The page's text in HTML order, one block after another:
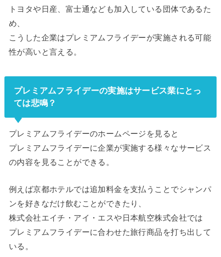
トヨタや日産、富士通なども加入している団体であるた
め、
こうした企業はプレミアムフライデーが実施される可能
性が高いと言える。
プレミアムフライデーの実施はサービス業にとっ
ては悲鳴？
プレミアムフライデーのホームページを見ると
プレミアムフライデーに企業が実施する様々なサービス
の内容を見ることができる。
例えば京都ホテルでは追加料金を支払うことでシャンパ
ンを好きなだけ飲むことができたり、
株式会社エイチ・アイ・エスや日本航空株式会社では
プレミアムフライデーに合わせた旅行商品を打ち出して
いる。